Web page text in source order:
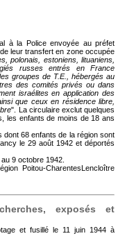
à la Police envoyée au préfet
leur transfert en zone occupée
polonais, estoniens, lituaniens,
russes entrés en France
groupes de T.E., hébergés au
des comités privés ou dans
israélites en application des
que ceux en résidence libre,
". La circulaire exclut quelques
les enfants de moins de 18 ans
dont 68 enfants de la région sont
le 29 août 1942 et déportés
9 octobre 1942.
Poitou-CharentesLencloître
exposés et
et fusillé le 11 juin 1944 à